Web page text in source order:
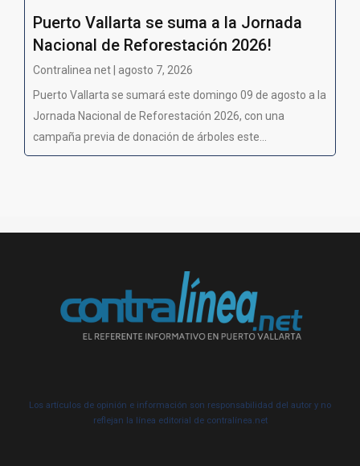
Puerto Vallarta se suma a la Jornada
Nacional de Reforestación 2026!
Contralinea net | agosto 7, 2026
Puerto Vallarta se sumará este domingo 09 de agosto a la
Jornada Nacional de Reforestación 2026, con una
campaña previa de donación de árboles este...
Los artículos de opinión e información son responsabilidad del autor y no
reflejan la línea editorial de contralínea.net